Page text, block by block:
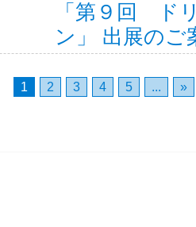
「第９回 ド
ン」 出展のご
1 2 3 4 5 ... »